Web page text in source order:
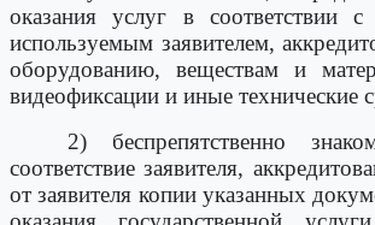
оказания услуг в соответствии
используемым заявителем,
оборудованию, веществам и
видеофиксации и иные технические
2) беспрепятственно
соответствие заявителя,
от заявителя копии указанных